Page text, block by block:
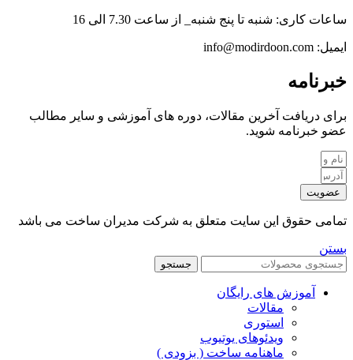
ساعات کاری: شنبه تا پنج شنبه_ از ساعت 7.30 الی 16
ایمیل: info@modirdoon.com
خبرنامه
برای دریافت آخرین مقالات، دوره های آموزشی و سایر مطالب
عضو خبرنامه شوید.
عضویت
تمامی حقوق این سایت متعلق به شرکت مدیران ساخت می باشد
بستن
جستجو
آموزش های رایگان
مقالات
استوری
ویدئوهای یوتیوب
ماهنامه ساخت ( بزودی )